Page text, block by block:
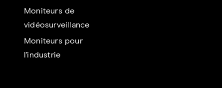
Moniteurs de
vidéosurveillance
Moniteurs pour
l'industrie